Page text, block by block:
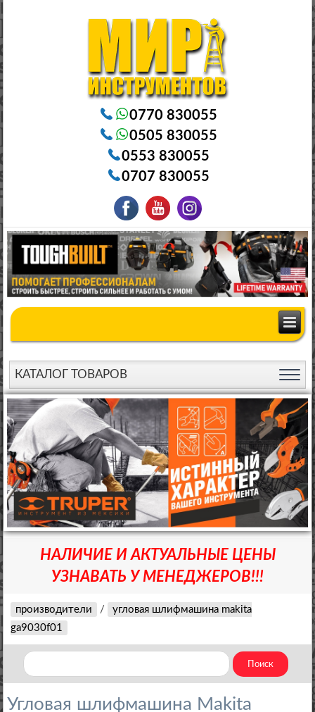
0770 830055
0505 830055
0553 830055
0707 830055
КАТАЛОГ ТОВАРОВ
НАЛИЧИЕ И АКТУАЛЬНЫЕ ЦЕНЫ
УЗНАВАТЬ У МЕНЕДЖЕРОВ!!!
производители /
угловая шлифмашина makita
ga9030f01
Угловая шлифмашина Makita